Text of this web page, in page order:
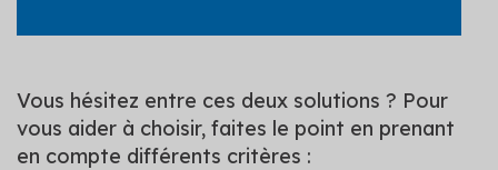
Vous hésitez entre ces deux solutions ? Pour
vous aider à choisir, faites le point en prenant
en compte différents critères :